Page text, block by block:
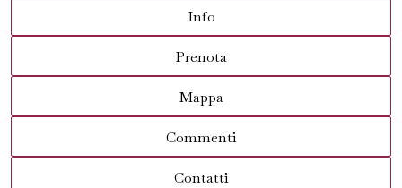
Info
Prenota
Mappa
Commenti
Contatti